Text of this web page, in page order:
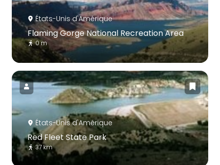
États-Unis d'Amérique
Flaming Gorge National Recreation Area
0 m
États-Unis d'Amérique
Red Fleet State Park
37 km